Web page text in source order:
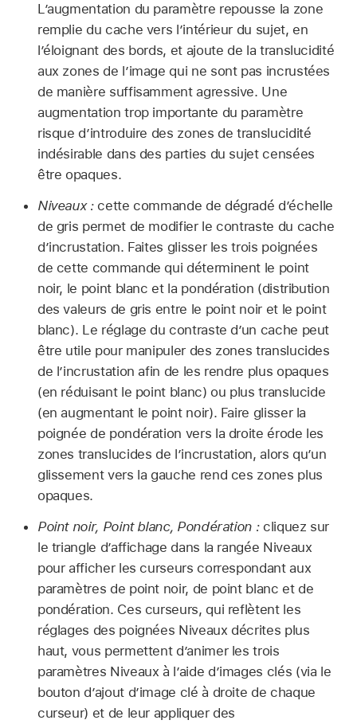
L’augmentation du paramètre repousse la zone
remplie du cache vers l’intérieur du sujet, en
l’éloignant des bords, et ajoute de la translucidité
aux zones de l’image qui ne sont pas incrustées
de manière suffisamment agressive. Une
augmentation trop importante du paramètre
risque d’introduire des zones de translucidité
indésirable dans des parties du sujet censées
être opaques.
Niveaux :cette commande de dégradé d’échelle
de gris permet de modifier le contraste du cache
d’incrustation. Faites glisser les trois poignées
de cette commande qui déterminent le point
noir, le point blanc et la pondération (distribution
des valeurs de gris entre le point noir et le point
blanc). Le réglage du contraste d’un cache peut
être utile pour manipuler des zones translucides
de l’incrustation afin de les rendre plus opaques
(en réduisant le point blanc) ou plus translucide
(en augmentant le point noir). Faire glisser la
poignée de pondération vers la droite érode les
zones translucides de l’incrustation, alors qu’un
glissement vers la gauche rend ces zones plus
opaques.
Point noir, Point blanc, Pondération :cliquez sur
le triangle d’affichage dans la rangée Niveaux
pour afficher les curseurs correspondant aux
paramètres de point noir, de point blanc et de
pondération. Ces curseurs, qui reflètent les
réglages des poignées Niveaux décrites plus
haut, vous permettent d’animer les trois
paramètres Niveaux à l’aide d’images clés (via le
bouton d’ajout d’image clé à droite de chaque
curseur) et de leur appliquer des